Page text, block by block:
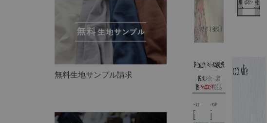
無料生地サンプル請求